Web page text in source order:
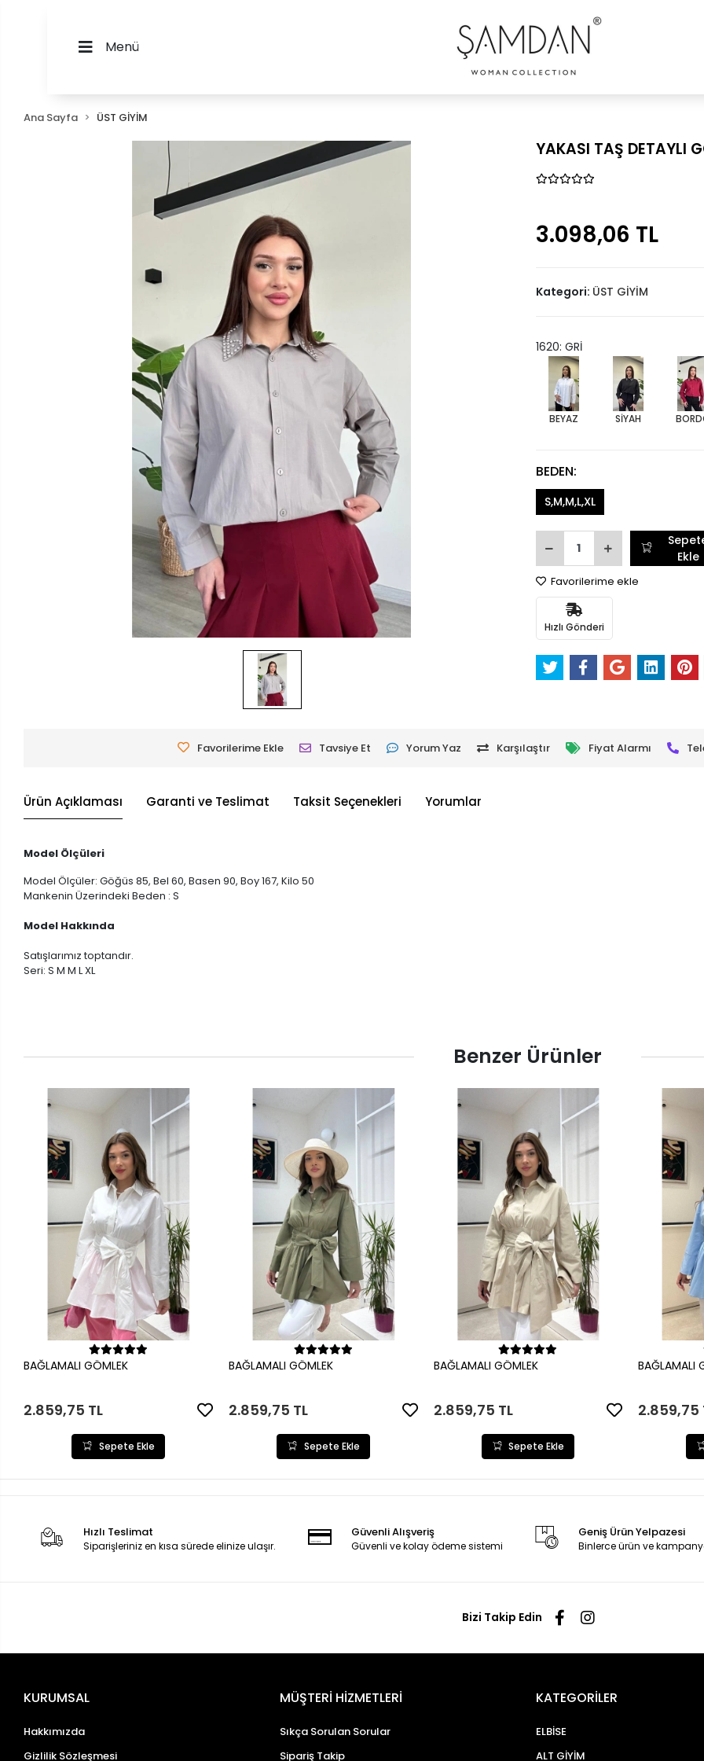
Menü
Ana Sayfa ÜST GİYİM
YAKASI TAŞ DETAYLI
3.098,06 TL
Kategori: ÜST GİYİM
1620: GRİ
BEYAZ SİYAH
BEDEN:
S,M,M,L,XL
Ekle
Favorilerime ekle
Hızlı Gönderi
Favorilerime Ekle Tavsiye Et Yorum Yaz Karşılaştır Fiyat Alarmı
Ürün Açıklaması Garanti ve Teslimat Taksit Seçenekleri Yorumlar
Model Ölçüleri
Model Ölçüler: Göğüs 85, Bel 60, Basen 90, Boy 167, Kilo 50
Mankenin Üzerindeki Beden : S
Model Hakkında
Satışlarımız toptandır.
Seri: S M M L XL
Benzer Ürünler
Sepete Ekle
BAĞLAMALI GÖMLEK
2.859,75 TL
Sepete Ekle
Sepete Ekle
BAĞLAMALI GÖMLEK
2.859,75 TL
Sepete Ekle
Sepete Ekle
BAĞLAMALI GÖMLEK
2.859,75 TL
Sepete Ekle
BAĞLAMALI
2.859,75
Hızlı Teslimat
Siparişleriniz en kısa sürede elinize ulaşır.
Güvenli Alışveriş
Güvenli ve kolay ödeme sistemi
Geniş Ürün Yelpazesi
Binlerce ürün ve
Bizi Takip Edin
KURUMSAL
Hakkımızda
Gizlilik Sözleşmesi
MÜŞTERİ HİZMETLERİ
Sıkça Sorulan Sorular
Sipariş Takip
KATEGORİLER
ELBİSE
ALT GİYİM